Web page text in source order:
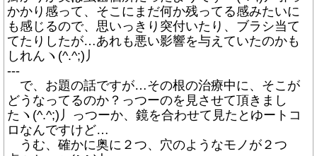
かかり感って、そこにまだ何か残ってる感みたいに
も感じるので、思いっきり突付いたり、ブラシ当て
てたりしたが…あれも悪い影響を与えていたのかも
しれんヽ(^.^;)丿
---
で、お題の話ですが…その根の治療中に、そこが
どうなってるのか？っつーのを見させて頂きまし
たヽ(^.^;)丿っつーか、鏡を合わせて見たとゆートコ
ロなんですけど…
うむ、確かに奥に２つ、穴のようなモノが２つ